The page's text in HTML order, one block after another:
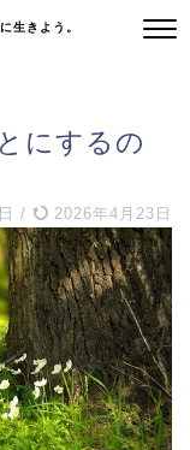
生きよう。
にするの
/ 2026年4月23日